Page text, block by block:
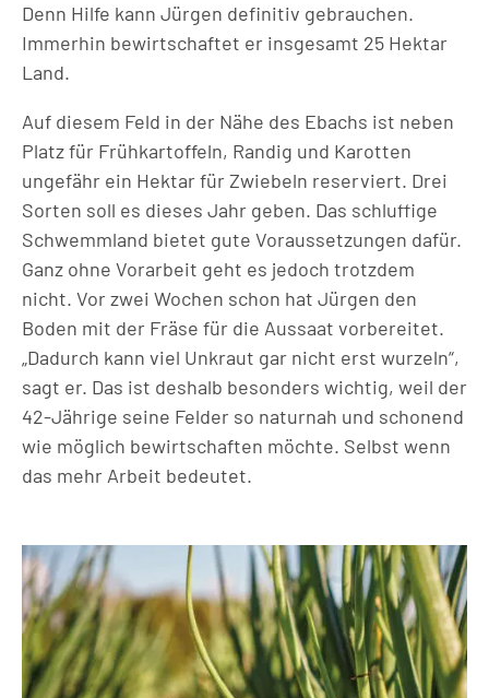
Denn Hilfe kann Jürgen definitiv gebrauchen.
Immerhin bewirtschaftet er insgesamt 25 Hektar
Land.
Auf diesem Feld in der Nähe des Ebachs ist neben
Platz für Frühkartoffeln, Randig und Karotten
ungefähr ein Hektar für Zwiebeln reserviert. Drei
Sorten soll es dieses Jahr geben. Das schluffige
Schwemmland bietet gute Voraussetzungen dafür.
Ganz ohne Vorarbeit geht es jedoch trotzdem
nicht. Vor zwei Wochen schon hat Jürgen den
Boden mit der Fräse für die Aussaat vorbereitet.
„Dadurch kann viel Unkraut gar nicht erst wurzeln“,
sagt er. Das ist deshalb besonders wichtig, weil der
42-Jährige seine Felder so naturnah und schonend
wie möglich bewirtschaften möchte. Selbst wenn
das mehr Arbeit bedeutet.